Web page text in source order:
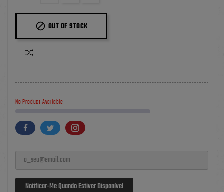
 OUT OF STOCK
No Product Available
Notificar-Me Quando Estiver Disponível